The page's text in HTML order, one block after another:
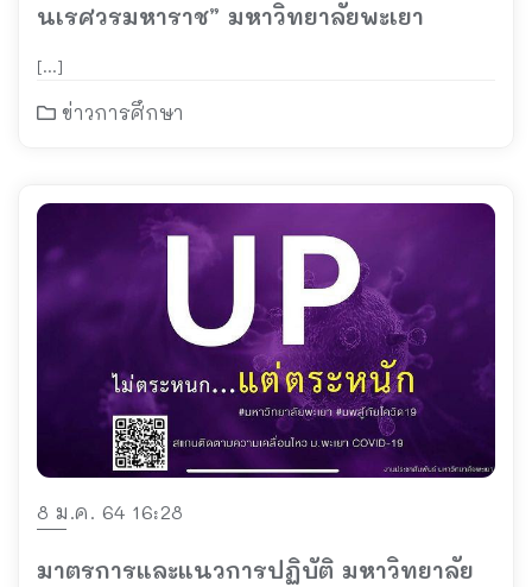
นเรศวรมหาราช” มหาวิทยาลัยพะเยา
[…]
ข่าวการศึกษา
8 ม.ค. 64 16:28
มาตรการและแนวการปฏิบัติ มหาวิทยาลัย